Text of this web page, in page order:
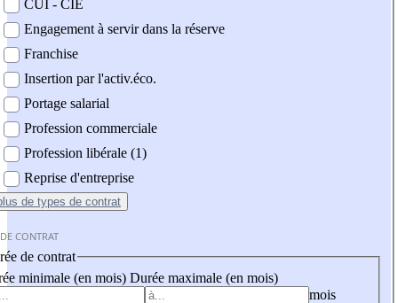
CUI - CIE
Engagement à servir dans la réserve
Franchise
Insertion par l'activ.éco.
Portage salarial
Profession commerciale
Profession libérale (1)
Reprise d'entreprise
de types de contrat
CONTRAT
de contrat
minimale (en mois) Durée maximale (en mois)
mois